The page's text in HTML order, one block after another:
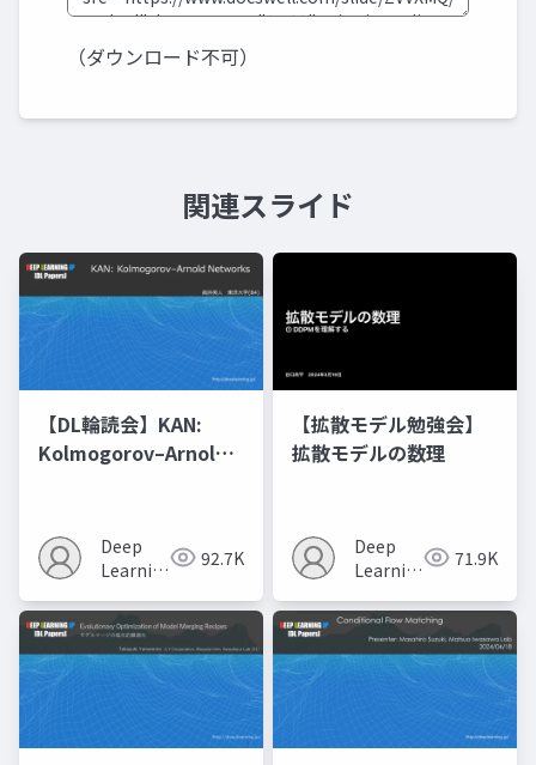
（ダウンロード不可）
関連スライド
【DL輪読会】KAN:
Kolmogorov–Arnold
Deep
Learning
92.7K
【拡散モデル勉強会】
拡散モデルの数理
Deep
Learning
71.9K